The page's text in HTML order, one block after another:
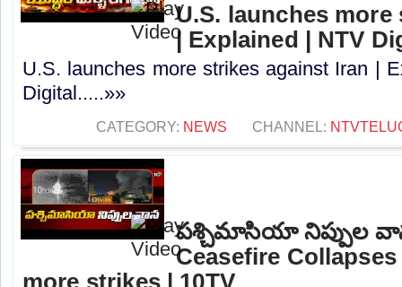
U.S. launches
| Explained | NTV
U.S. launches more strikes against Iran |
Digital.....»»
CATEGORY: NEWS CHANNEL:
పశ్చిమాసియా నిప్పుల
Ceasefire
more strikes | 10TV